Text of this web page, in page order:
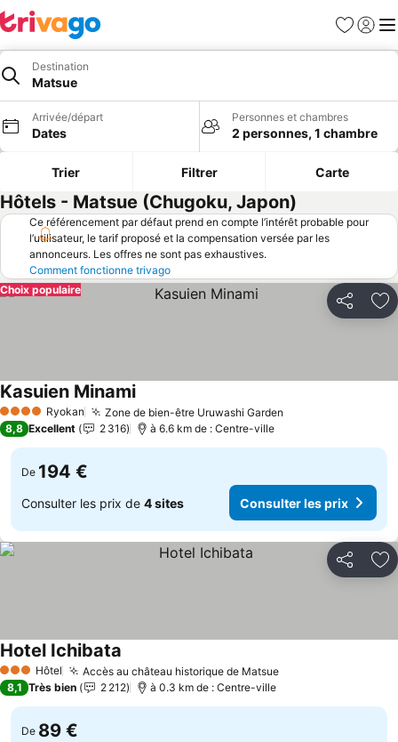
Favoris
Se
Destination
Matsue
Arrivée/départ
Dates
Personnes et chambres
2 personnes, 1 chambre
Trier Filtrer Carte
Hôtels - Matsue (Chugoku, Japon)
Ce référencement par défaut prend en compte l’intérêt probable pour
l’utilisateur, le tarif proposé et la compensation versée par les
annonceurs. Les offres ne sont pas exhaustives.
Comment fonctionne trivago
Partager
Choix populaire
4 Étoiles Ryokan Zone de bien-être Uruwashi Garden
Kasuien MinamiConsulter les prix
8,8 Excellent 2 316 à 6.6 km de : Centre-ville
De 194 €
Consulter les prix de 4 sites Consulter les prix
Partager
3 ÉtoilesHôtel Accès au château historique de MatsueConsulter les prix
Hotel Ichibata
8,1 Très bien 2 212 à 0.3 km de : Centre-ville
De 89 €